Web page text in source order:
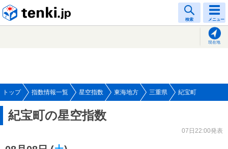
検索 メニュー
現在地
トップ 指数情報一覧 星空指数 東海地方 三重県 紀宝町
紀宝町の星空指数
07日22:00発表